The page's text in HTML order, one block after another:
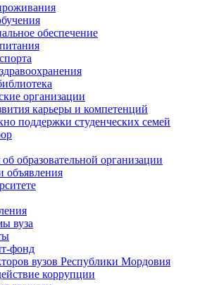
обеспечение
организации
карьеры и компетенций
поддержки студенческих семей
образовательной организации
объявления
вуза
фонд
вузов Республики Мордовия
коррупции